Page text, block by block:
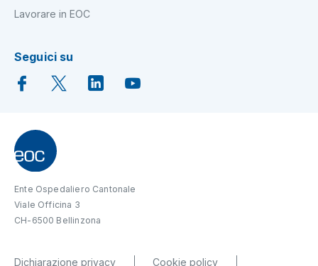
Lavorare in EOC
Seguici su
Ente Ospedaliero Cantonale
Viale Officina 3
CH-6500 Bellinzona
Dichiarazione privacy Cookie policy